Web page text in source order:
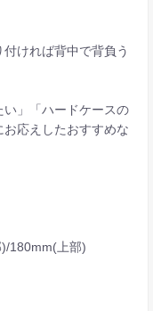
ければ背中で背負う
い」「ハードケースの
応えしたおすすめな
180mm(上部)